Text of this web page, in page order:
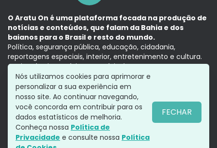
O Aratu On é uma plataforma focada na produção de
notícias e conteúdos, que falam da Bahia e dos
baianos para o Brasil e resto do mundo.
Política, segurança pública, educação, cidadania,
reportagens especiais, interior, entretenimento e cultura.
Aqui, tudo vira notícia e a notícia é no tempo presente,
com a credibilidade do Grupo Aratu.
Grupo Aratu
Política de privacidade
Siga-nos
Nós utilizamos cookies para aprimorar e
personalizar a sua experiência em
nosso site. Ao continuar navegando,
você concorda em contribuir para os
dados estatísticos de melhoria.
Conheça nossa Política de
Privacidade e consulte nossa Política
FECHAR